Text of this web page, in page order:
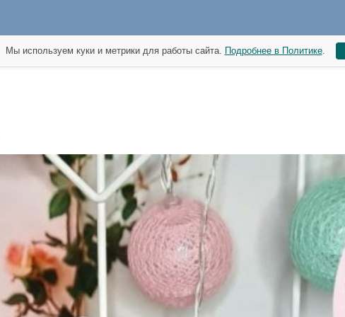
Мы используем куки и метрики для работы сайта. Подробнее в Политике.